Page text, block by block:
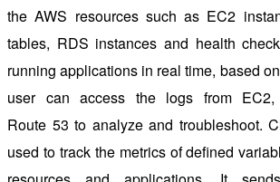
the AWS resources such as EC2
tables, RDS instances and health
running applications in real time, based
user can access the logs from EC2,
Route 53 to analyze and troubleshoot.
used to track the metrics of defined